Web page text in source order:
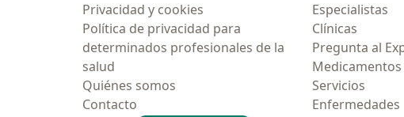
Privacidad y cookies
Política de privacidad para
determinados profesionales de la
salud
Quiénes somos
Contacto
Especialistas
Clínicas
Pregunta al
Medicamentos
Servicios
Enfermedades